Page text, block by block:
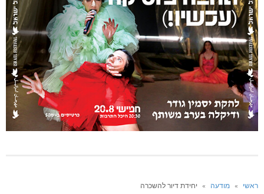
ראשי » מודעה » יחידת דיור להשכרה